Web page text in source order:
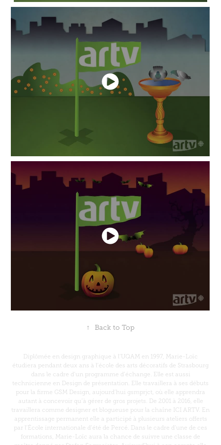
↑ Back to Top
Diplômée en design graphique à l’UQAM en 1997, Marie-Loïc
étudiera pendant deux ans à l’école des arts décoratifs de Strasbourg
dans le cadre d’un programme d’échange. Elle est aussi
technicienne en Design de présentation. Elle travaillera à ses débuts
pour la firme GSM Design, aujourd’hui gsmprjct, où elle apprendra
autant à concevoir qu’à gérer de gros projets. De 2001 à 2016, elle
travaillera comme designer et blogueuse pour la chaîne ICI ARTV. En
apprentissage permanent elle a participé à plusieurs ateliers offerts
par l’École internationale d’été de Percé. Dans le cadre d’une de ces
formations, Marie-Loïc aura la chance de suivre une classe de